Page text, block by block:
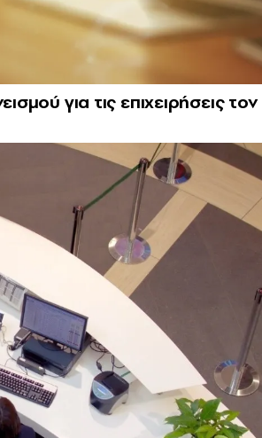
για τις επιχειρήσεις τον